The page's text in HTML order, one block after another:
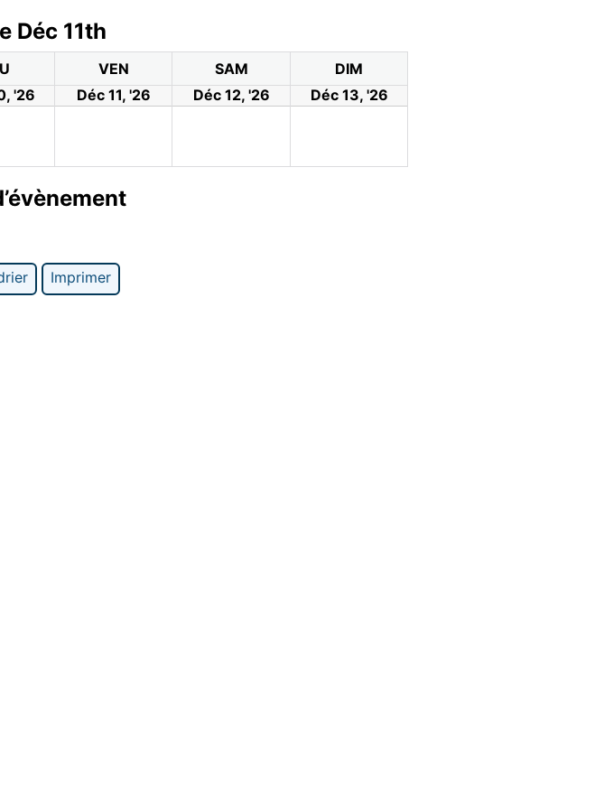
Déc 11th
VEN SAM
DIM
'26 Déc 11, '26 Déc 12, '26 Déc 13, '26
Imprimer